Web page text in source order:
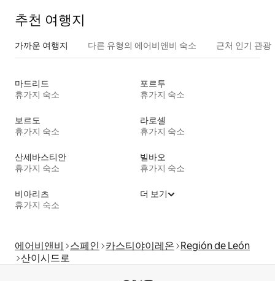
추천 여행지
가까운 여행지 다른 유형의 에어비앤비 숙소 근처 인기 관광
마드리드
휴가지 숙소
포르투
휴가지 숙소
보르도
휴가지 숙소
라로셸
휴가지 숙소
산세바스티안
휴가지 숙소
빌바오
휴가지 숙소
비아리츠
휴가지 숙소
더 보기
에어비앤비 스페인 카스티야이레온 Región de León
산이시드로